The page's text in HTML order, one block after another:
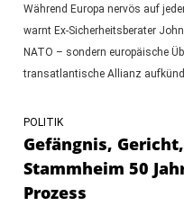
Während Europa nervös auf
warnt Ex-Sicherheitsberater
NATO – sondern europäische
transatlantische Allianz
POLITIK
Gefängnis,
Stammheim 50
Prozess